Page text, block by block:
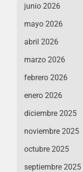
junio 2026
mayo 2026
abril 2026
marzo 2026
febrero 2026
enero 2026
diciembre 2025
noviembre 2025
octubre 2025
septiembre 2025